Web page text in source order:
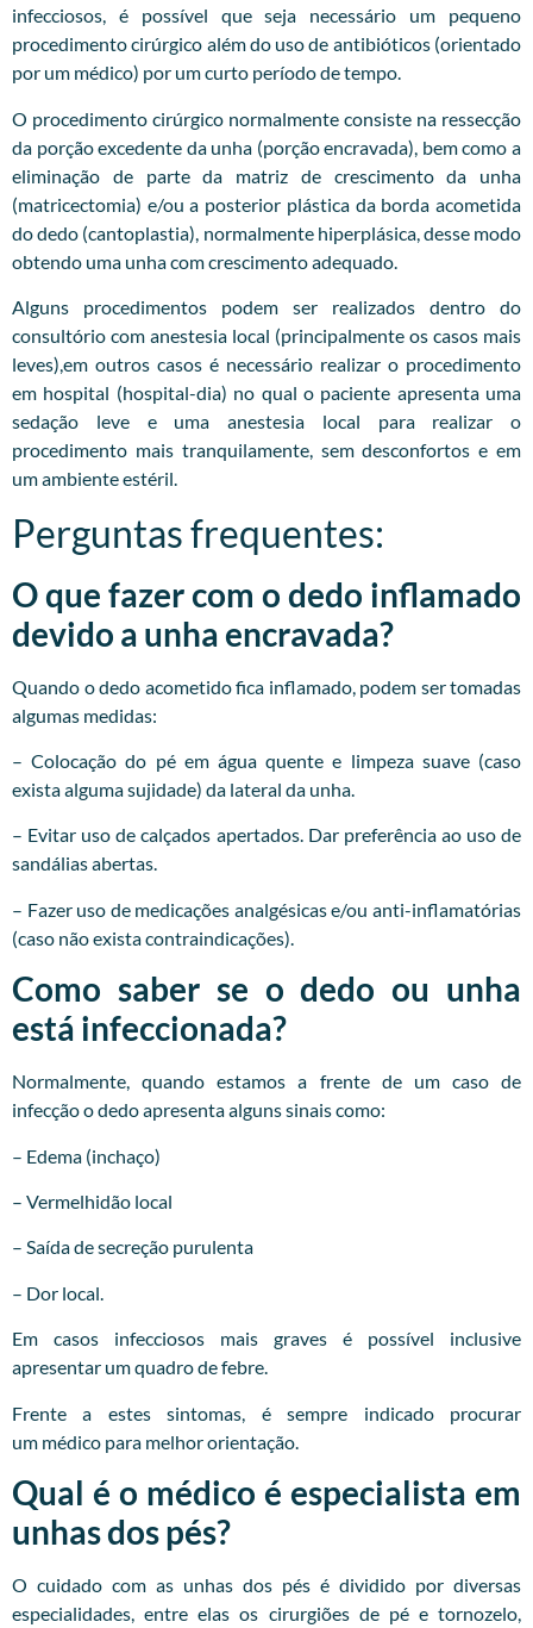
infecciosos, é possível que seja necessário um pequeno
procedimento cirúrgico além do uso de antibióticos (orientado
por um médico) por um curto período de tempo.
O procedimento cirúrgico normalmente consiste na ressecção
da porção excedente da unha (porção encravada), bem como a
eliminação de parte da matriz de crescimento da unha
(matricectomia) e/ou a posterior plástica da borda acometida
do dedo (cantoplastia), normalmente hiperplásica, desse modo
obtendo uma unha com crescimento adequado.
Alguns procedimentos podem ser realizados dentro do
consultório com anestesia local (principalmente os casos mais
leves),em outros casos é necessário realizar o procedimento
em hospital (hospital-dia) no qual o paciente apresenta uma
sedação leve e uma anestesia local para realizar o
procedimento mais tranquilamente, sem desconfortos e em
um ambiente estéril.
Perguntas frequentes:
O que fazer com o dedo inflamado
devido a unha encravada?
Quando o dedo acometido fica inflamado, podem ser tomadas
algumas medidas:
– Colocação do pé em água quente e limpeza suave (caso
exista alguma sujidade) da lateral da unha.
– Evitar uso de calçados apertados. Dar preferência ao uso de
sandálias abertas.
– Fazer uso de medicações analgésicas e/ou anti-inflamatórias
(caso não exista contraindicações).
Como saber se o dedo ou unha
está infeccionada?
Normalmente, quando estamos a frente de um caso de
infecção o dedo apresenta alguns sinais como:
– Edema (inchaço)
– Vermelhidão local
– Saída de secreção purulenta
– Dor local.
Em casos infecciosos mais graves é possível inclusive
apresentar um quadro de febre.
Frente a estes sintomas, é sempre indicado procurar
um médico para melhor orientação.
Qual é o médico é especialista em
unhas dos pés?
O cuidado com as unhas dos pés é dividido por diversas
especialidades, entre elas os cirurgiões de pé e tornozelo,